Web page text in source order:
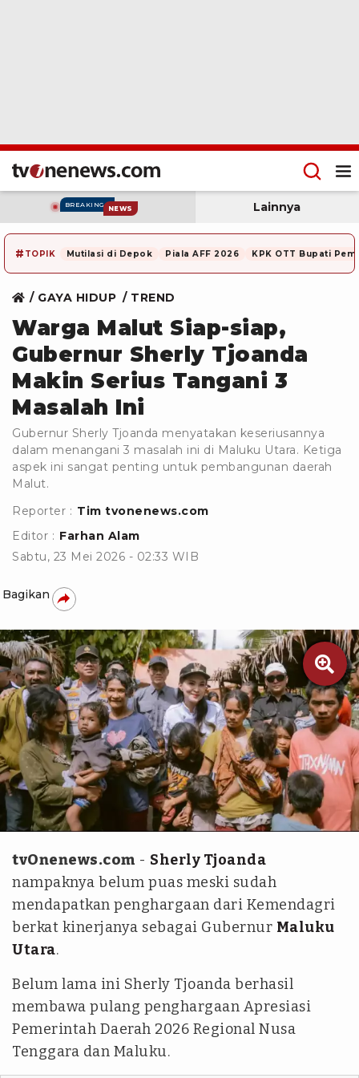
BREAKING NEWS Lainnya
# TOPIK Mutilasi di Depok Piala AFF 2026 KPK OTT Bupati
GAYA HIDUP TREND
Warga Malut Siap-siap,
Gubernur Sherly Tjoanda
Makin Serius Tangani 3
Masalah Ini
Gubernur Sherly Tjoanda menyatakan keseriusannya
dalam menangani 3 masalah ini di Maluku Utara. Ketiga
aspek ini sangat penting untuk pembangunan daerah
Malut.
Reporter : Tim tvonenews.com
Editor : Farhan Alam
Sabtu, 23 Mei 2026 - 02:33 WIB
Bagikan

Instagram @s_tjo
tvOnenews.com - Sherly Tjoanda
nampaknya belum puas meski sudah
mendapatkan penghargaan dari Kemendagri
berkat kinerjanya sebagai Gubernur Maluku
Utara.
Belum lama ini Sherly Tjoanda berhasil
membawa pulang penghargaan Apresiasi
Pemerintah Daerah 2026 Regional Nusa
Tenggara dan Maluku.